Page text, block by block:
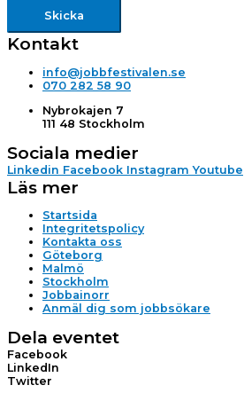
Skicka
Kontakt
info@jobbfestivalen.se
070 282 58 90
Nybrokajen 7
111 48 Stockholm
Sociala medier
Linkedin Facebook Instagram Youtube
Läs mer
Startsida
Integritetspolicy
Kontakta oss
Göteborg
Malmö
Stockholm
Jobbainorr
Anmäl dig som jobbsökare
Dela eventet
Facebook
LinkedIn
Twitter